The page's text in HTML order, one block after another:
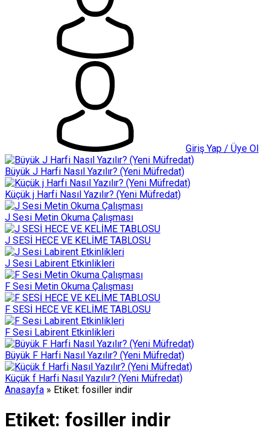
Giriş Yap / Üye Ol
Büyük J Harfi Nasıl Yazılır? (Yeni Müfredat)
Küçük j Harfi Nasıl Yazılır? (Yeni Müfredat)
J Sesi Metin Okuma Çalışması
J SESİ HECE VE KELİME TABLOSU
J Sesi Labirent Etkinlikleri
F Sesi Metin Okuma Çalışması
F SESİ HECE VE KELİME TABLOSU
F Sesi Labirent Etkinlikleri
Büyük F Harfi Nasıl Yazılır? (Yeni Müfredat)
Küçük f Harfi Nasıl Yazılır? (Yeni Müfredat)
Anasayfa » Etiket: fosiller indir
Etiket: fosiller indir